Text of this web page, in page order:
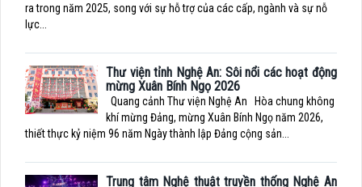
ra trong năm 2025, song với sự hỗ trợ của các cấp, ngành và sự nỗ
lực...
Thư viện tỉnh Nghệ An: Sôi nổi các hoạt động
mừng Xuân Bính Ngọ 2026
Quang cảnh Thư viện Nghệ An Hòa chung không
khí mừng Đảng, mừng Xuân Bính Ngọ năm 2026,
thiết thực kỷ niệm 96 năm Ngày thành lập Đảng cộng sản...
Trung tâm Nghệ thuật truyền thống Nghệ An